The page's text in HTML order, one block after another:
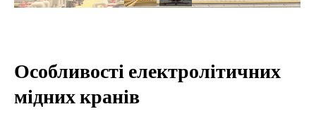
Особливості електролітичних
мідних кранів